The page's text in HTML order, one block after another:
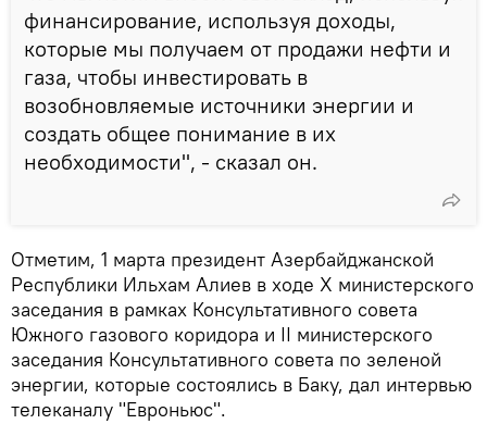
финансирование, используя доходы,
которые мы получаем от продажи нефти и
газа, чтобы инвестировать в
возобновляемые источники энергии и
создать общее понимание в их
необходимости", - сказал он.
Отметим, 1 марта президент Азербайджанской
Республики Ильхам Алиев в ходе Х министерского
заседания в рамках Консультативного совета
Южного газового коридора и II министерского
заседания Консультативного совета по зеленой
энергии, которые состоялись в Баку, дал интервью
телеканалу "Евроньюс".